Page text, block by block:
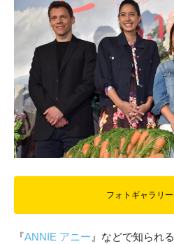
フォトギャラリ
『ANNIE アニー 』などで知られ